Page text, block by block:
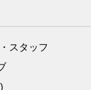
スタッフ